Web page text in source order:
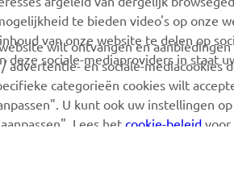
te bieden video's op onze
van onze website te delen op
deze sociale-mediaproviders in staat
wilt ontvangen en
advertentie- en sociale-mediacookies
categorieën cookies wilt
U kunt ook uw instellingen
Lees het cookie-beleid voor